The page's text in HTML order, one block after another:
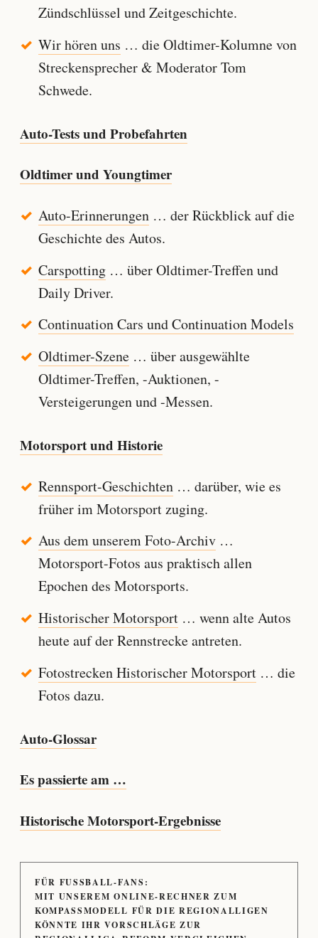
Zündschlüssel und Zeitgeschichte.
Wir hören uns … die Oldtimer-Kolumne von
Streckensprecher & Moderator Tom
Schwede.
Auto-Tests und Probefahrten
Oldtimer und Youngtimer
Auto-Erinnerungen… der Rückblick auf die
Geschichte des Autos.
Carspotting… über Oldtimer-Treffen und
Daily Driver.
Continuation Cars und Continuation Models
Oldtimer-Szene… über ausgewählte
Oldtimer-Treffen, -Auktionen, -
Versteigerungen und -Messen.
Motorsport und Historie
Rennsport-Geschichten… darüber, wie es
früher im Motorsport zuging.
Aus dem unserem Foto-Archiv…
Motorsport-Fotos aus praktisch allen
Epochen des Motorsports.
Historischer Motorsport… wenn alte Autos
heute auf der Rennstrecke antreten.
Fotostrecken Historischer Motorsport… die
Fotos dazu.
Auto-Glossar
Es passierte am …
Historische Motorsport-Ergebnisse
FÜR FUSSBALL-FANS:
MIT UNSEREM ONLINE-RECHNER ZUM
KOMPASSMODELL FÜR DIE REGIONALLIGEN
KÖNNTE IHR VORSCHLÄGE ZUR